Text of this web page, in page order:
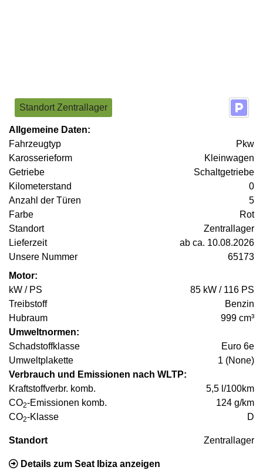
Standort Zentrallager
Allgemeine Daten:
Fahrzeugtyp
Pkw
Karosserieform
Kleinwagen
Getriebe
Schaltgetriebe
Kilometerstand
0
Anzahl der Türen
5
Farbe
Rot
Standort
Zentrallager
Lieferzeit
ab ca. 10.08.2026
Unsere Nummer
65173
Motor:
kW / PS
85 kW / 116 PS
Treibstoff
Benzin
Hubraum
999 cm³
Umweltnormen:
Schadstoffklasse
Euro 6e
Umweltplakette
1 (None)
Verbrauch und Emissionen nach WLTP:
Kraftstoffverbr. komb.
5,5 l/100km
CO2-Emissionen komb.
124 g/km
CO2-Klasse D
Standort Zentrallager
Details zum Seat Ibiza anzeigen